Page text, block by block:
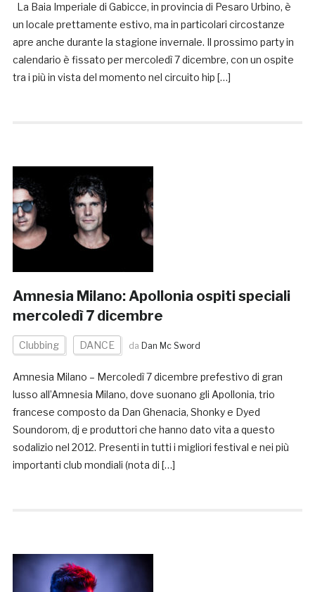
La Baia Imperiale di Gabicce, in provincia di Pesaro Urbino, è
un locale prettamente estivo, ma in particolari circostanze
apre anche durante la stagione invernale. Il prossimo party in
calendario è fissato per mercoledì 7 dicembre, con un ospite
tra i più in vista del momento nel circuito hip […]
Amnesia Milano: Apollonia ospiti speciali
mercoledì 7 dicembre
Clubbing DANCE da Dan Mc Sword
Amnesia Milano – Mercoledì 7 dicembre prefestivo di gran
lusso all’Amnesia Milano, dove suonano gli Apollonia, trio
francese composto da Dan Ghenacia, Shonky e Dyed
Soundorom, dj e produttori che hanno dato vita a questo
sodalizio nel 2012. Presenti in tutti i migliori festival e nei più
importanti club mondiali (nota di […]